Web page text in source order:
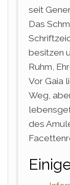
seit
Das
besitzen
Ruhm,
Vor Gaia
Weg,
des